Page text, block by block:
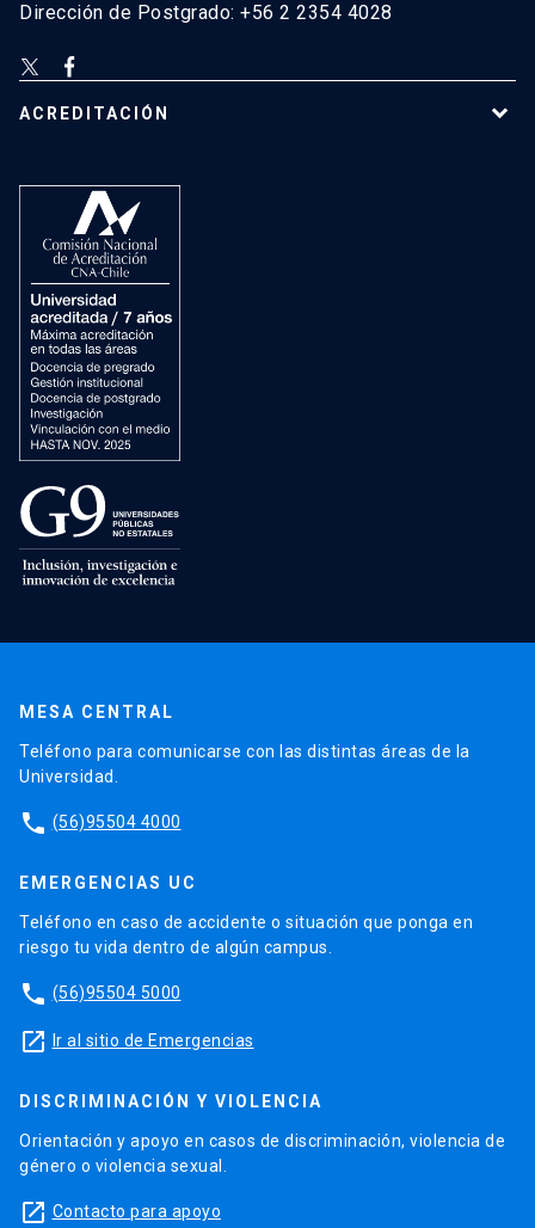
Dirección de Postgrado: +56 2 2354 4028
ACREDITACIÓN
MESA CENTRAL
Teléfono para comunicarse con las distintas áreas de la
Universidad.
phone (56)95504 4000
EMERGENCIAS UC
Teléfono en caso de accidente o situación que ponga en
riesgo tu vida dentro de algún campus.
phone (56)95504 5000
launch Ir al sitio de Emergencias
DISCRIMINACIÓN Y VIOLENCIA
Orientación y apoyo en casos de discriminación, violencia de
género o violencia sexual.
launch Contacto para apoyo